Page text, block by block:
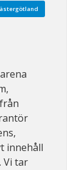
innehåll
Vi tar